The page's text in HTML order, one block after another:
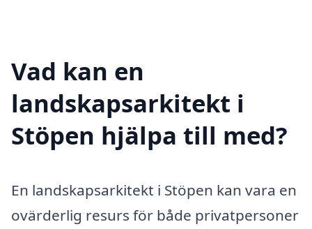
Vad kan en
landskapsarkitekt i
Stöpen hjälpa till med?
En landskapsarkitekt i Stöpen kan vara en
ovärderlig resurs för både privatpersoner